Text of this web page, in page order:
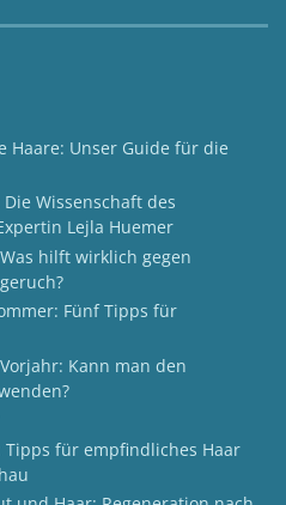
Haare: Unser Guide für die
Wissenschaft des
Lejla Huemer
hilft wirklich gegen
Fünf Tipps für
Kann man den
für empfindliches Haar